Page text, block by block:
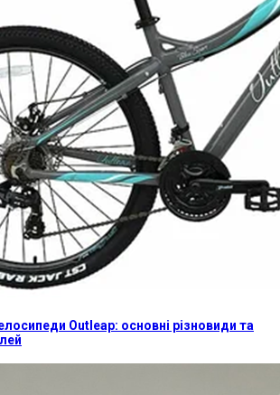
Outleap: основні різновиди та